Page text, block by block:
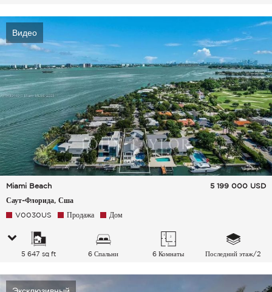
Видео
Miami Beach
Саут-Флорида, Сша
5 199 000 USD
V0030US Продажа Дом
5 647 sq ft 6 Спальни 6 Комнаты Последний этаж/2